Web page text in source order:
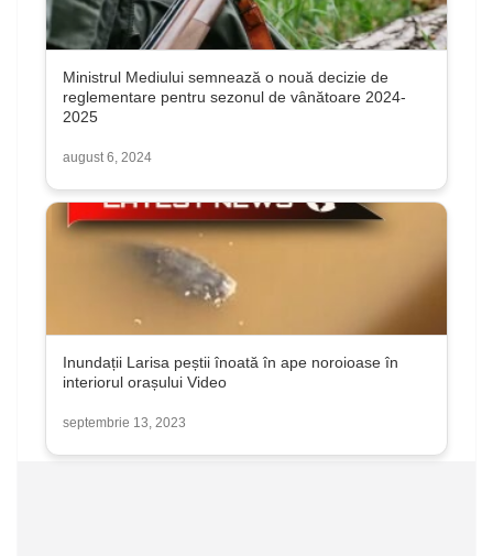
Ministrul Mediului semnează o nouă decizie de
reglementare pentru sezonul de vânătoare 2024-
2025
august 6, 2024
Inundații Larisa peștii înoată în ape noroioase în
interiorul orașului Video
septembrie 13, 2023